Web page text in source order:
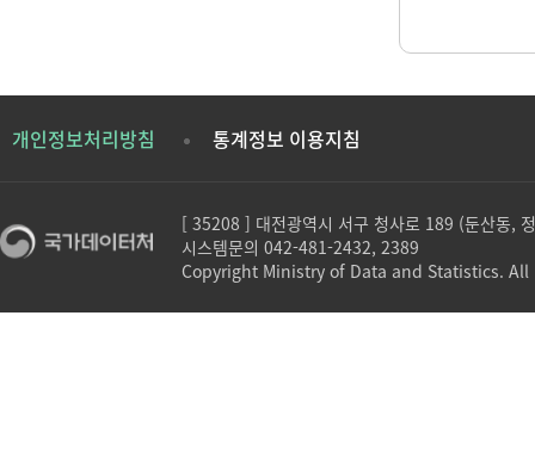
개인정보처리방침 통계정보 이용지침
[ 35208 ] 대전광역시 서구 청사로 189 (둔산동,
시스템문의 042-481-2432, 2389
Copyright Ministry of Data and Statistics.